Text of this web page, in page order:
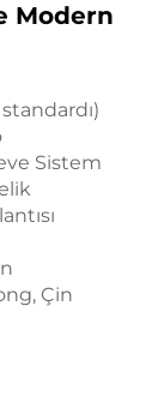
Modern
Sistem
Çin